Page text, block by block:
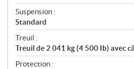
Suspension :
Standard
Treuil :
Treuil de 2 041 kg (4 500 Ib) avec
Protection :